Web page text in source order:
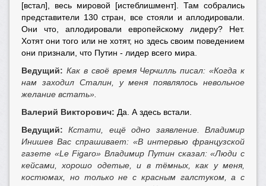
[встал], весь мировой [истеблишмент]. Там собрались
представители 130 стран, все стояли и аплодировали.
Они что, аплодировали европейскому лидеру? Нет.
Хотят они того или не хотят, но здесь своим поведением
они признали, что Путин - лидер всего мира.
Ведущий: Как в своё время Черчилль писал: «Когда к
нам заходил Сталин, у меня появлялось невольное
желание встать».
Валерий Викторович: Да. А здесь встали.
Ведущий:Кстати, ещё одно заявление. Владимир
Инишев Вас спрашивает: «В интервью французской
газете «Le Figaro» Владимир Путин сказал: «Люди с
кейсами, хорошо одетые, и в тёмных, как у меня,
костюмах, но только не с красным галстуком, а с